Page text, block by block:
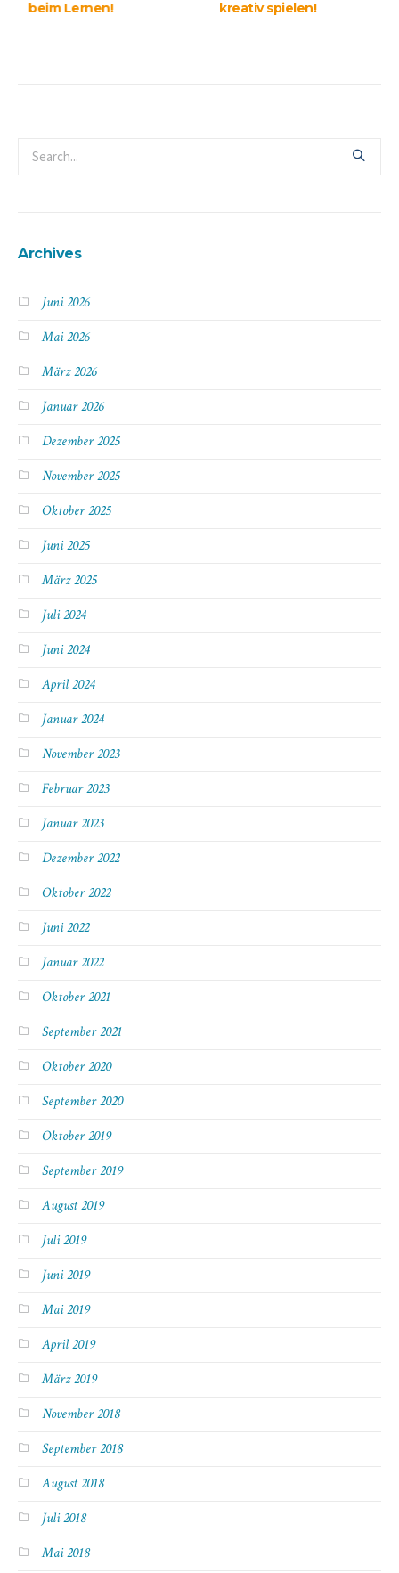
beim Lernen!
Archives
Juni 2026
Mai 2026
März 2026
Januar 2026
Dezember 2025
November 2025
Oktober 2025
Juni 2025
März 2025
Juli 2024
Juni 2024
April 2024
Januar 2024
November 2023
Februar 2023
Januar 2023
Dezember 2022
Oktober 2022
Juni 2022
Januar 2022
Oktober 2021
September 2021
Oktober 2020
September 2020
Oktober 2019
September 2019
August 2019
Juli 2019
Juni 2019
Mai 2019
April 2019
März 2019
November 2018
September 2018
August 2018
Juli 2018
Mai 2018